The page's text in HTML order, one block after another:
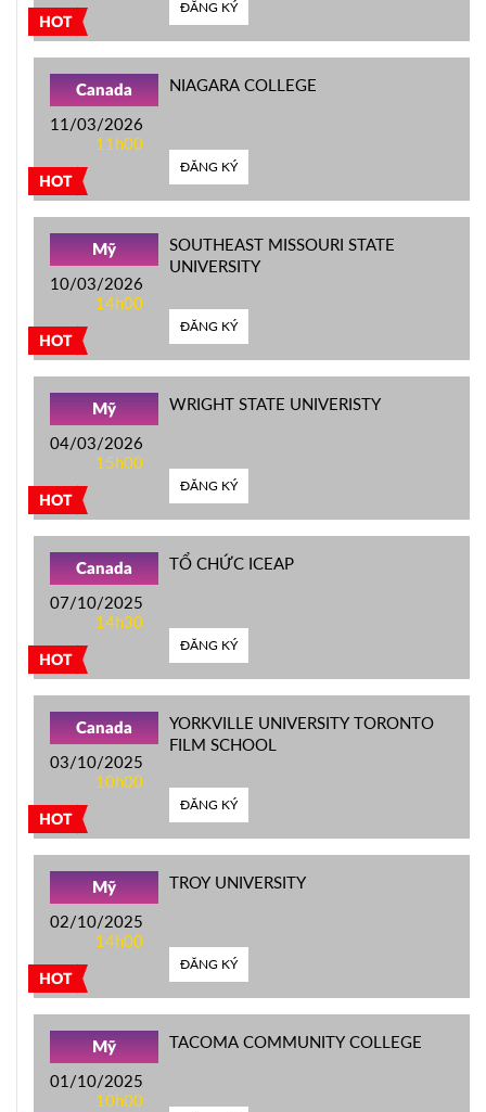
HOT
ĐĂNG KÝ
HOT
Canada
11/03/2026
11h00
NIAGARA COLLEGE
ĐĂNG KÝ
HOT
Mỹ
10/03/2026
14h00
SOUTHEAST MISSOURI STATE
UNIVERSITY
ĐĂNG KÝ
HOT
Mỹ
04/03/2026
15h00
WRIGHT STATE UNIVERISTY
ĐĂNG KÝ
HOT
Canada
07/10/2025
14h30
TỔ CHỨC ICEAP
ĐĂNG KÝ
HOT
Canada
03/10/2025
10h00
YORKVILLE UNIVERSITY TORONTO
FILM SCHOOL
ĐĂNG KÝ
HOT
Mỹ
02/10/2025
14h00
TROY UNIVERSITY
ĐĂNG KÝ
Mỹ
01/10/2025
10h00
TACOMA COMMUNITY COLLEGE